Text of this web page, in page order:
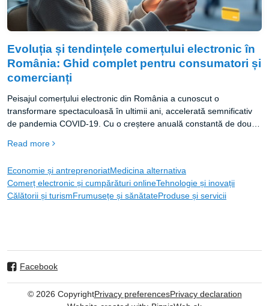
Evoluția și tendințele comerțului electronic în
România: Ghid complet pentru consumatori și
comercianți
Peisajul comerțului electronic din România a cunoscut o
transformare spectaculoasă în ultimii ani, accelerată semnificativ
de pandemia COVID-19. Cu o creștere anuală constantă de două
impresionante atât pentru comercianți, cât și pentru consumatori.
Read more
Economie și antreprenoriatMedicina alternativa
Comerț electronic și cumpărături onlineTehnologie și inovații
Călătorii și turismFrumusețe și sănătateProduse și servicii
Facebook
© 2026 CopyrightPrivacy preferencesPrivacy declaration